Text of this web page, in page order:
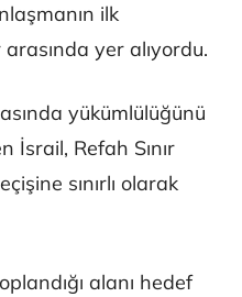
ilk
yer alıyordu.
yükümlülüğünü
İsrail, Refah Sınır
sınırlı olarak
alanı hedef